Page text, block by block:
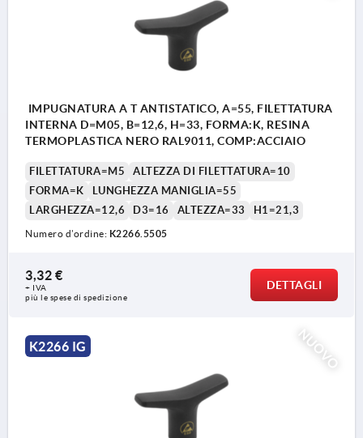
IMPUGNATURA A T ANTISTATICO, A=55, FILETTATURA
INTERNA D=M05, B=12,6, H=33, FORMA:K, RESINA
TERMOPLASTICA NERO RAL9011, COMP:ACCIAIO
FILETTATURA=M5
ALTEZZA DI FILETTATURA=10
FORMA=K
LUNGHEZZA MANIGLIA=55
LARGHEZZA=12,6
D3=16 ALTEZZA=33 H1=21,3
Numero d’ordine: K2266.5505
3,32 €
+ IVA
più le spese di spedizione
DETTAGLI
NUOVO
K2266 IG